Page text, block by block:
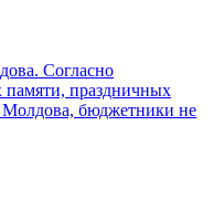
Согласно
памяти, праздничных
Молдова, бюджетники не